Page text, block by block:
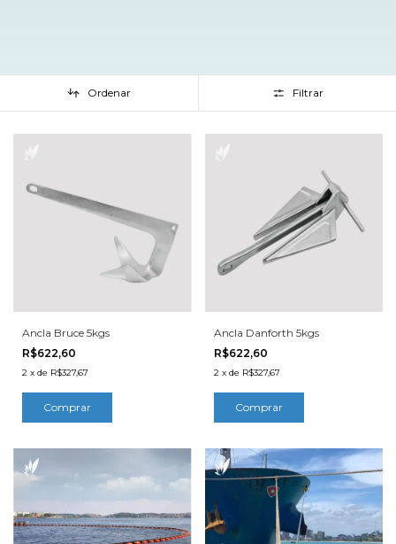
Ordenar Filtrar
Ancla Bruce 5kgs
R$622,60
2 x de R$327,67
Ancla Danforth 5kgs
R$622,60
2 x de R$327,67